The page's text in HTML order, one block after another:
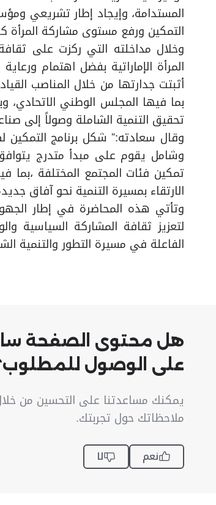
المستدامة، وإيجاد إطار تشريعي
التمكين ورفع مستوى مشاركة المرأة
وخلال مداخلته التي ركزت على
المرأة الإماراتية بفضل اهتمام
أثبتت جدارتها من خلال المناصب
بما فيها المجلس الوطني
تحقيق التنمية الشاملة وصولاً إلى
وقال سعادته:” شكل برنامج
وشامل يقوم على مبدأ متدرج
تمكين فئات المجتمع المختلفة
الارتقاء بمسيرة التنمية نحو آفاق
وتأتي هذه المحاضرة في إطار
لتعزيز ثقافة المشاركة السياسية
الفاعلة في مسيرة التطور والتنمية
هل محتوى الصفحة
على الوصول
يمكنك مساعدتنا على التحسين من
ملاحظاتك حول تجربتك.
نعم لا